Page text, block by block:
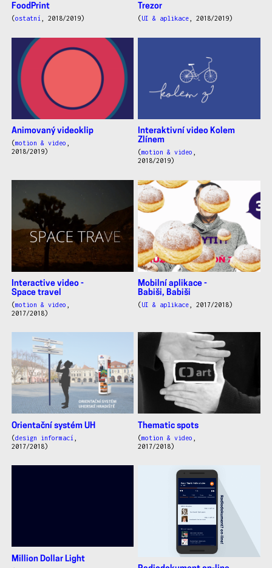
FoodPrint
(ostatní , 2018/2019)
Trezor
(UI & aplikace , 2018/2019)
Animovaný videoklip
(motion & video
2018/2019)
Interaktivní video Kolem
Zlínem
(motion & video
2018/2019)
Interactive video -
Space travel
(motion & video
2017/2018)
Mobilní aplikace -
Babiši, Babiši
(UI & aplikace , 2017/2018)
Orientační systém UH
(design informací
2017/2018)
Thematic spots
(motion & video
2017/2018)
Million Dollar Light